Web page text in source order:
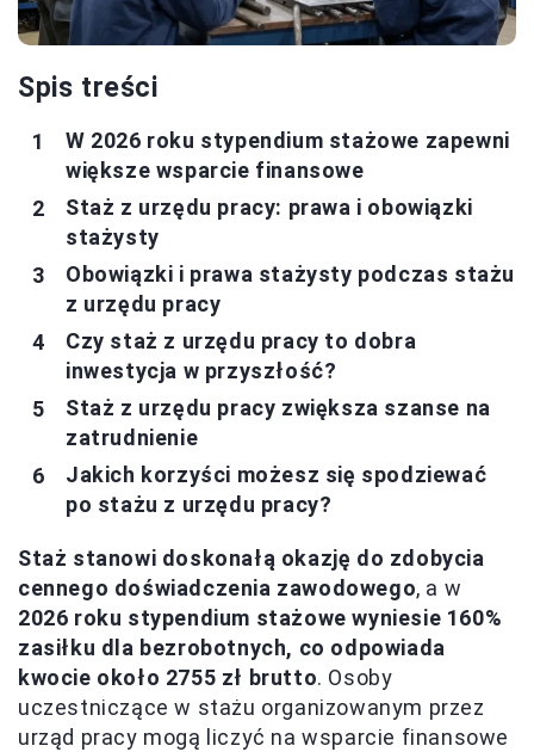
Spis treści
W 2026 roku stypendium stażowe zapewni
większe wsparcie finansowe
Staż z urzędu pracy: prawa i obowiązki
stażysty
Obowiązki i prawa stażysty podczas stażu
z urzędu pracy
Czy staż z urzędu pracy to dobra
inwestycja w przyszłość?
Staż z urzędu pracy zwiększa szanse na
zatrudnienie
Jakich korzyści możesz się spodziewać
po stażu z urzędu pracy?
Staż stanowi doskonałą okazję do zdobycia
cennego doświadczenia zawodowego, a w
2026 roku stypendium stażowe wyniesie 160%
zasiłku dla bezrobotnych, co odpowiada
kwocie około 2755 zł brutto. Osoby
uczestniczące w stażu organizowanym przez
urząd pracy mogą liczyć na wsparcie finansowe